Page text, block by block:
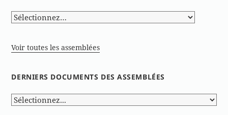
Voir toutes les assemblées
DERNIERS DOCUMENTS DES ASSEMBLÉES